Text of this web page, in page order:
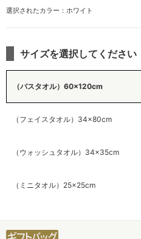
選択されたカラー：ホワイト
サイズを選択してください
（バスタオル）60×120cm
（フェイスタオル）34×80cm
（ウォッシュタオル）34×35cm
（ミニタオル）25×25cm